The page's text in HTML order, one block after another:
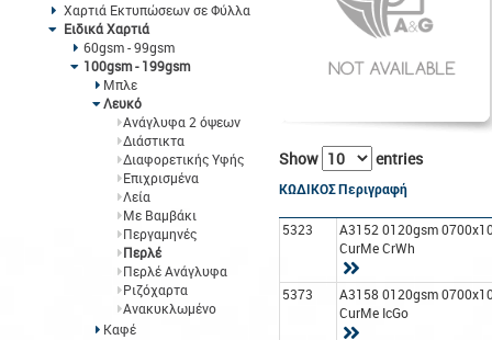
Χαρτιά Εκτυπώσεων σε Φύλλα
Ειδικά Χαρτιά
60gsm - 99gsm
100gsm - 199gsm
Μπλε
Λευκό
Ανάγλυφα 2 όψεων
Διάστικτα
Διαφορετικής Υφής
Επιχρισμένα
Λεία
Με Βαμβάκι
Περγαμηνές
Περλέ
Περλέ Ανάγλυφα
Ριζόχαρτα
Ανακυκλωμένο
Καφέ
Show entries
ΚΩΔΙΚΟΣΠεριγραφή
5323
A3152 0120gsm
CurMe CrWh
5373
A3158 0120gsm
CurMe IcGo